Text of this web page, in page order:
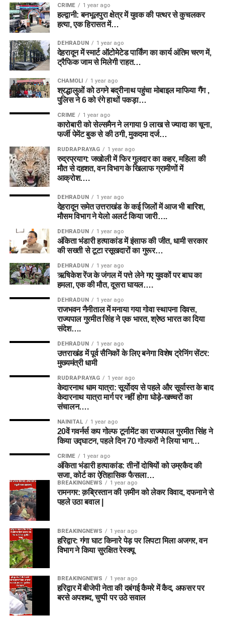
CRIME 1 year ago
हल्द्वानी: बनभूलपुरा क्षेत्र में युवक की पत्थर से कुचलकर
हत्या, एक हिरासत में…
DEHRADUN 1 year ago
देहरादून में स्मार्ट ऑटोमेटेड पार्किंग का कार्य अंतिम चरण में,
ट्रैफिक जाम से मिलेगी राहत…
CHAMOLI 1 year ago
श्रद्धालुओं को ठगने बद्रीनाथ पहुंचा मोबाइल माफिया गैंग ,
पुलिस ने 6 को रंगे हाथों पकड़ा…
CRIME 1 year ago
कारोबारी को सेल्समैन ने लगाया 9 लाख से ज्यादा का चूना,
फर्जी पेमेंट बुक से की ठगी, मुकदमा दर्ज…
RUDRAPRAYAG 1 year ago
रुद्रप्रयाग: जखोली में फिर गुलदार का कहर, महिला की
मौत से दहशत, वन विभाग के खिलाफ ग्रामीणों में
आक्रोश….
DEHRADUN 1 year ago
देहरादून समेत उत्तराखंड के कई जिलों में आज भी बारिश,
मौसम विभाग ने येलो अलर्ट किया जारी….
DEHRADUN 1 year ago
अंकिता भंडारी हत्याकांड में इंसाफ की जीत, धामी सरकार
की सख्ती से टूटा रसूखदारों का गुरूर…
DEHRADUN 1 year ago
ऋषिकेश रेंज के जंगल में पत्ते लेने गए युवकों पर बाघ का
हमला, एक की मौत, दूसरा घायल….
DEHRADUN 1 year ago
राजभवन नैनीताल में मनाया गया गोवा स्थापना दिवस,
राज्यपाल गुरमीत सिंह ने एक भारत, श्रेष्ठ भारत का दिया
संदेश….
DEHRADUN 1 year ago
उत्तराखंड में पूर्व सैनिकों के लिए बनेगा विशेष ट्रेनिंग सेंटर:
मुख्यमंत्री धामी
RUDRAPRAYAG 1 year ago
केदारनाथ धाम यात्रा: सूर्योदय से पहले और सूर्यास्त के बाद
केदारनाथ यात्रा मार्ग पर नहीं होगा घोड़े-खच्चरों का
संचालन….
NAINITAL 1 year ago
20वें गवर्नर्स कप गोल्फ टूर्नामेंट का राज्यपाल गुरमीत सिंह ने
किया उद्घाटन, पहले दिन 70 गोल्फरों ने लिया भाग…
CRIME 1 year ago
अंकिता भंडारी हत्याकांड: तीनों दोषियों को उम्रकैद की
सजा, कोर्ट का ऐतिहासिक फैसला…
BREAKINGNEWS 1 year ago
रामनगर: क़ब्रिस्तान की ज़मीन को लेकर विवाद, दफनाने से
पहले उठा बवाल |
BREAKINGNEWS 1 year ago
हरिद्वार: गंगा घाट किनारे पेड़ पर लिपटा मिला अजगर, वन
विभाग ने किया सुरक्षित रेस्क्यू
BREAKINGNEWS 1 year ago
हरिद्वार में बीजेपी नेता की दबंगई कैमरे में कैद, अफसर पर
बरसे अपशब्द, चुप्पी पर उठे सवाल